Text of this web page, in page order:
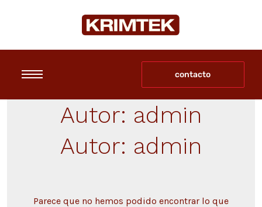
contacto
Autor: admin
Autor: admin
Parece que no hemos podido encontrar lo que